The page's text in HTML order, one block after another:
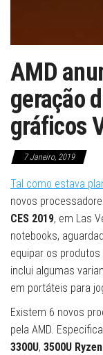
AMD
geração
gráficos
7 Janeiro, 2019
Tal como estava
novos
CES 2019, em Las
notebooks,
equipar os
inclui algumas
em portáteis para
Existem 6 novos
pela AMD.
3300U, 3500U